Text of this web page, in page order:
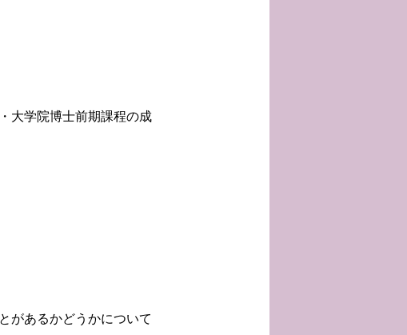
大学院博士前期課程の成
があるかどうかについて